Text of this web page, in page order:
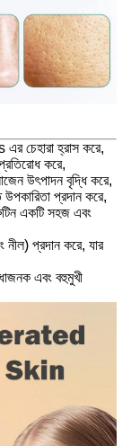
চেহারা হ্রাস করে,
করে,
উৎপাদন বৃদ্ধি করে,
প্রদান করে,
একটি সহজ এবং
নীল) প্রদান করে, যার
এবং বহুমুখী